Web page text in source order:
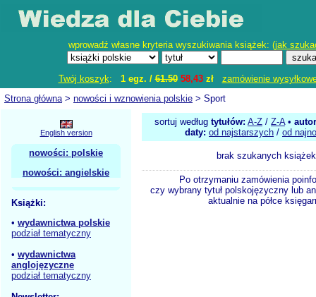
wprowadź własne kryteria wyszukiwania książek: (jak
Twój koszyk: 1 egz. /61.50 58,43zł
zamówienie
Strona główna> nowości i wznowienia polskie > Sport
English version
nowości: polskie
nowości: angielskie
Książki:
• wydawnictwa polskie
podział tematyczny
• wydawnictwa
anglojęzyczne
podział tematyczny
sortuj według tytułów: A-Z / Z-A•
daty: od najstarszych / od
brak szukanych książek
Po otrzymaniu zamówienia
czy wybrany tytuł polskojęzyczny lub
aktualnie na półce